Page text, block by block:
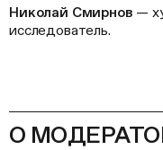
Николай Смирнов —
исследователь.
О